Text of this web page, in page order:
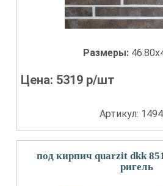
Размеры:
Цена: 5319 р/шт
Артикул:
под кирпич quarzit dkk
ригель